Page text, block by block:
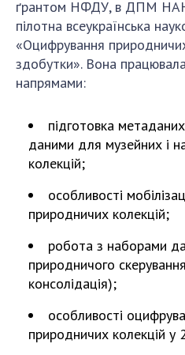
ґрантом НФДУ, в ДПМ НАН
пілотна всеукраїнська
«Оцифрування
здобутки». Вона
напрямами:
підготовка
даними для музейних і
колекцій;
особливості
природничих колекцій;
робота з наборами
природничого
консолідація);
особливості
природничих колекцій